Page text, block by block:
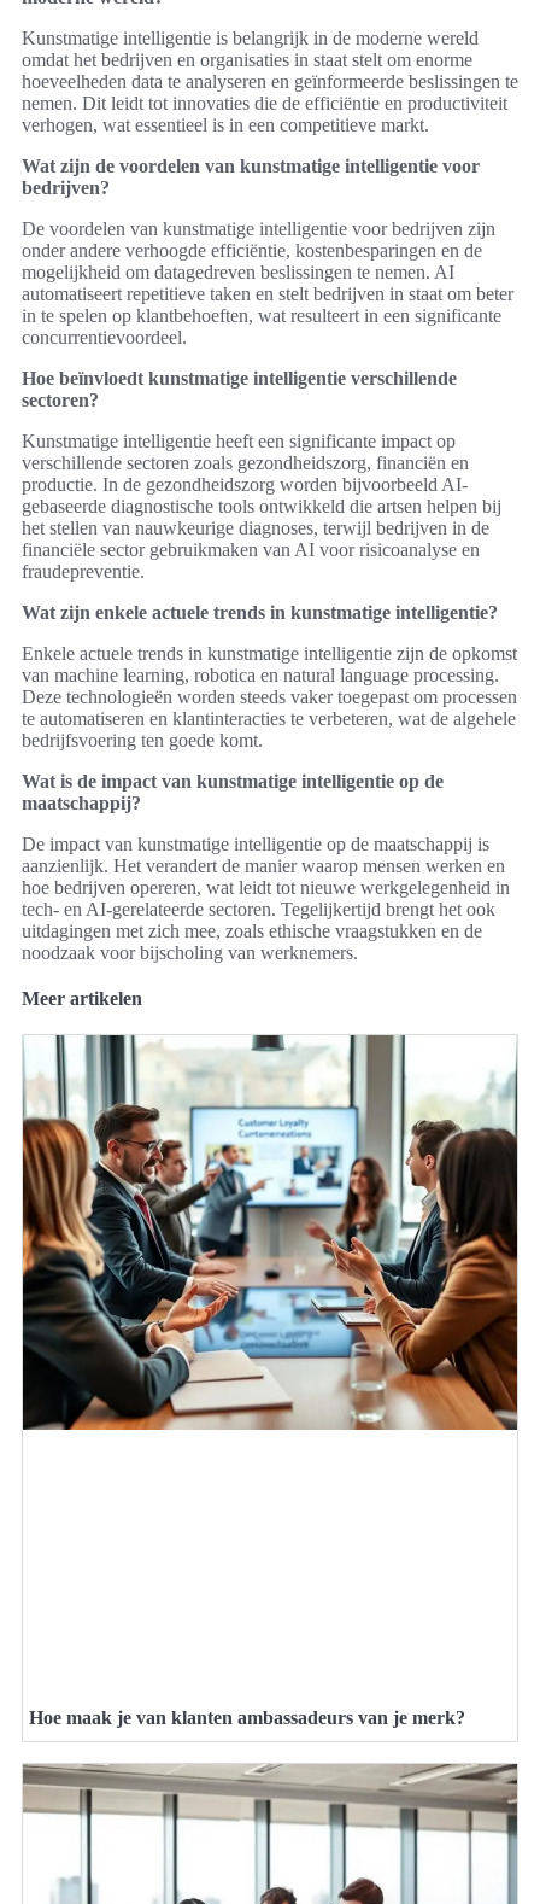
Kunstmatige intelligentie is belangrijk in de moderne wereld
omdat het bedrijven en organisaties in staat stelt om enorme
hoeveelheden data te analyseren en geïnformeerde beslissingen te
nemen. Dit leidt tot innovaties die de efficiëntie en productiviteit
verhogen, wat essentieel is in een competitieve markt.
Wat zijn de voordelen van kunstmatige intelligentie voor
bedrijven?
De voordelen van kunstmatige intelligentie voor bedrijven zijn
onder andere verhoogde efficiëntie, kostenbesparingen en de
mogelijkheid om datagedreven beslissingen te nemen. AI
automatiseert repetitieve taken en stelt bedrijven in staat om beter
in te spelen op klantbehoeften, wat resulteert in een significante
concurrentievoordeel.
Hoe beïnvloedt kunstmatige intelligentie verschillende
sectoren?
Kunstmatige intelligentie heeft een significante impact op
verschillende sectoren zoals gezondheidszorg, financiën en
productie. In de gezondheidszorg worden bijvoorbeeld AI-
gebaseerde diagnostische tools ontwikkeld die artsen helpen bij
het stellen van nauwkeurige diagnoses, terwijl bedrijven in de
financiële sector gebruikmaken van AI voor risicoanalyse en
fraudepreventie.
Wat zijn enkele actuele trends in kunstmatige intelligentie?
Enkele actuele trends in kunstmatige intelligentie zijn de opkomst
van machine learning, robotica en natural language processing.
Deze technologieën worden steeds vaker toegepast om processen
te automatiseren en klantinteracties te verbeteren, wat de algehele
bedrijfsvoering ten goede komt.
Wat is de impact van kunstmatige intelligentie op de
maatschappij?
De impact van kunstmatige intelligentie op de maatschappij is
aanzienlijk. Het verandert de manier waarop mensen werken en
hoe bedrijven opereren, wat leidt tot nieuwe werkgelegenheid in
tech- en AI-gerelateerde sectoren. Tegelijkertijd brengt het ook
uitdagingen met zich mee, zoals ethische vraagstukken en de
noodzaak voor bijscholing van werknemers.
Meer artikelen
Hoe maak je van klanten ambassadeurs van je merk?